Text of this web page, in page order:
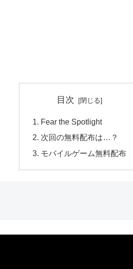
目次
Fear the Spotlight
次回の無料配布は…？
モバイルゲーム無料配布